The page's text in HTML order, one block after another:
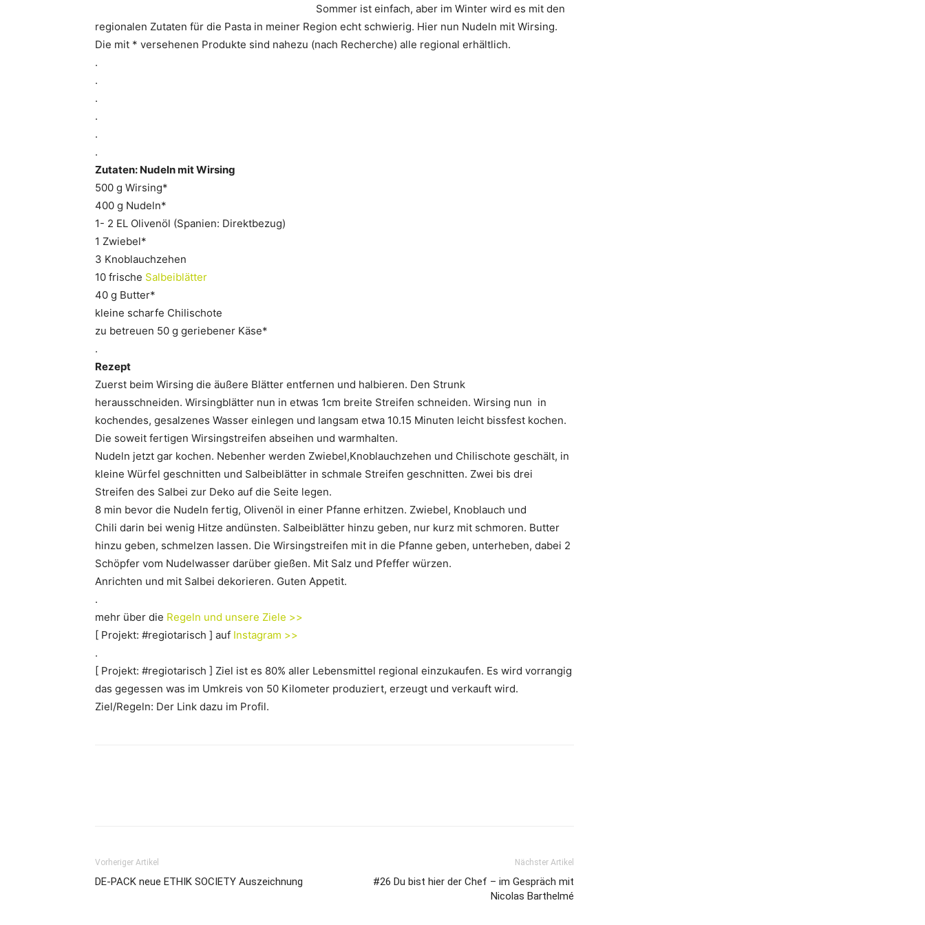
Sommer ist einfach, aber im Winter wird es mit den
regionalen Zutaten für die Pasta in meiner Region echt schwierig. Hier nun Nudeln mit Wirsing.
Die mit * versehenen Produkte sind nahezu (nach Recherche) alle regional erhältlich.
.
.
.
.
.
.
Zutaten: Nudeln mit Wirsing
500 g Wirsing*
400 g Nudeln*
1- 2 EL Olivenöl (Spanien: Direktbezug)
1 Zwiebel*
3 Knoblauchzehen
10 frische Salbeiblätter
40 g Butter*
kleine scharfe Chilischote
zu betreuen 50 g geriebener Käse*
.
Rezept
Zuerst beim Wirsing die äußere Blätter entfernen und halbieren. Den Strunk
herausschneiden. Wirsingblätter nun in etwas 1cm breite Streifen schneiden. Wirsing nun in
kochendes, gesalzenes Wasser einlegen und langsam etwa 10.15 Minuten leicht bissfest kochen.
Die soweit fertigen Wirsingstreifen abseihen und warmhalten.
Nudeln jetzt gar kochen. Nebenher werden Zwiebel,Knoblauchzehen und Chilischote geschält, in
kleine Würfel geschnitten und Salbeiblätter in schmale Streifen geschnitten. Zwei bis drei
Streifen des Salbei zur Deko auf die Seite legen.
8 min bevor die Nudeln fertig, Olivenöl in einer Pfanne erhitzen. Zwiebel, Knoblauch und
Chili darin bei wenig Hitze andünsten. Salbeiblätter hinzu geben, nur kurz mit schmoren. Butter
hinzu geben, schmelzen lassen. Die Wirsingstreifen mit in die Pfanne geben, unterheben, dabei 2
Schöpfer vom Nudelwasser darüber gießen. Mit Salz und Pfeffer würzen.
Anrichten und mit Salbei dekorieren. Guten Appetit.
.
mehr über die Regeln und unsere Ziele >>
[ Projekt: #regiotarisch ] auf Instagram >>
.
[ Projekt: #regiotarisch ] Ziel ist es 80% aller Lebensmittel regional einzukaufen. Es wird vorrangig
das gegessen was im Umkreis von 50 Kilometer produziert, erzeugt und verkauft wird.
Ziel/Regeln: Der Link dazu im Profil.
Vorheriger Artikel
DE-PACK neue ETHIK SOCIETY Auszeichnung
Nächster Artikel
#26 Du bist hier der Chef – im Gespräch mit
Nicolas Barthelmé